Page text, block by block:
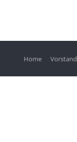
Home Vorstand